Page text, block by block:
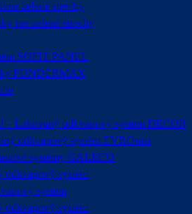
zelené strechy
pre zelené strechy
SOFIT PANEL
FUNDERMAX
Lakovaný odkvapový systém DECOR
odkvapový systém EVROmat
systémy GALECO
odkvapový systém
systém
odkvapový systém